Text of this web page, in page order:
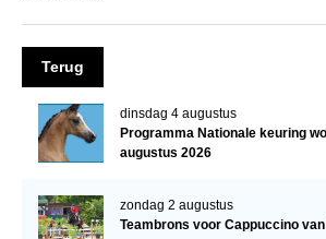
Wereldkampioenschap Jonge
Arabian Horse Events
Veulenregistratie
Terug
dinsdag 4 augustus
Programma Nationale keuring
augustus 2026
zondag 2 augustus
Teambrons voor Cappuccino